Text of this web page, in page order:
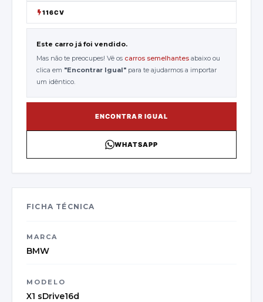
116CV
Este carro já foi vendido.
Mas não te preocupes! Vê os carros semelhantes abaixo ou
clica em "Encontrar Igual" para te ajudarmos a importar
um idêntico.
ENCONTRAR IGUAL
WHATSAPP
FICHA TÉCNICA
MARCA
BMW
MODELO
X1 sDrive16d